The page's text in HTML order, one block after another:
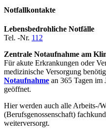
Notfallkontakte
Lebensbedrohliche Notfälle
Tel. -Nr. 112
Zentrale Notaufnahme am
Für akute Erkrankungen oder
medizinische Versorgung
Notaufnahme an 365 Tagen im
geöffnet.
Hier werden auch alle Arbeits-/
(Berufsgenossenschaft)
weiterversorgt.